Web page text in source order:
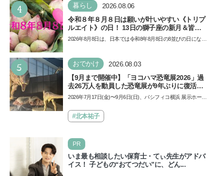
4 暮らし 2026.08.06
令和８年８月８日は願いが叶いやすい《トリプ
ルエイト》の日！ 13日の獅子座の新月＆皆既
日食の影響にも注目
2026年8月8日は、日本では令和8年8月8日の8並びの日になり
て…
5 おでかけ 2026.08.03
【9月まで開催中】「ヨコハマ恐竜展2026」過
去26万人を動員した恐竜展が9年ぶりに復活！
夏休みのおでかけで楽しむポイントを完全ガイ
2026年7月17日(金)〜9月6日(日)、パシフィコ横浜 展示ホール
催…#北本祐子
PR
いま最も相談したい保育士・てぃ先生がアドバ
イス！ 子どもの“おてつだい”に、どん...